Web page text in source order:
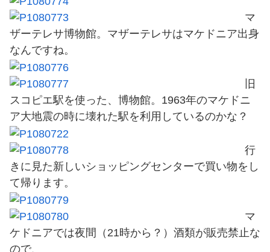
マ
ザーテレサ博物館。マザーテレサはマケドニア出身
なんですね。
旧
スコピエ駅を使った、博物館。1963年のマケドニ
ア大地震の時に壊れた駅を利用しているのかな？
行
きに見た新しいショッピングセンターで買い物をし
て帰ります。
マ
ケドニアでは夜間（21時から？）酒類が販売禁止な
ので、